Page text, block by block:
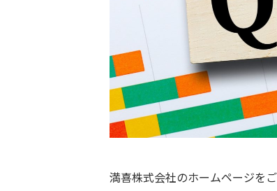
満喜株式会社のホームページを